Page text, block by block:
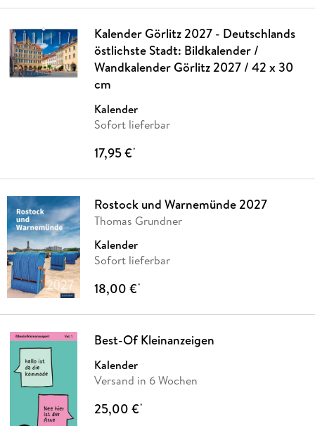
Kalender Görlitz 2027 - Deutschlands
östlichste Stadt: Bildkalender /
Wandkalender Görlitz 2027 / 42 x 30
cm
Kalender
Sofort lieferbar
17,95 €*
Rostock und Warnemünde 2027
Thomas Grundner
Kalender
Sofort lieferbar
18,00 €*
Best-Of Kleinanzeigen
Kalender
Versand in 6 Wochen
25,00 €*